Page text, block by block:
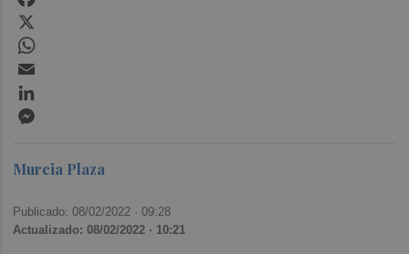
Murcia Plaza
Publicado: 08/02/2022 ·09:28
Actualizado: 08/02/2022 · 10:21